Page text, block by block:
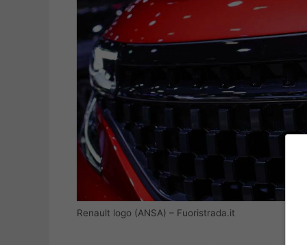
Renault logo (ANSA) – Fuoristrada.it